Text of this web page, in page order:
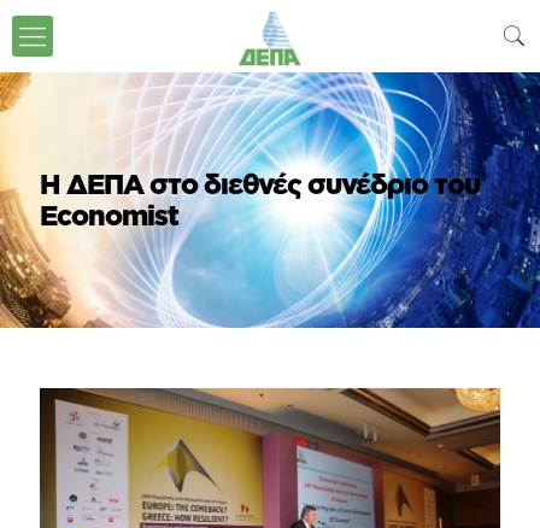
H ΔΕΠΑ στο διεθνές συνέδριο του
Economist